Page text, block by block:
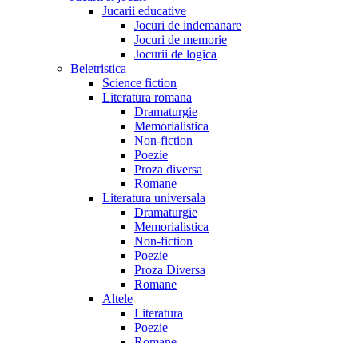
Jucarii educative
Jocuri de indemanare
Jocuri de memorie
Jocurii de logica
Beletristica
Science fiction
Literatura romana
Dramaturgie
Memorialistica
Non-fiction
Poezie
Proza diversa
Romane
Literatura universala
Dramaturgie
Memorialistica
Non-fiction
Poezie
Proza Diversa
Romane
Altele
Literatura
Poezie